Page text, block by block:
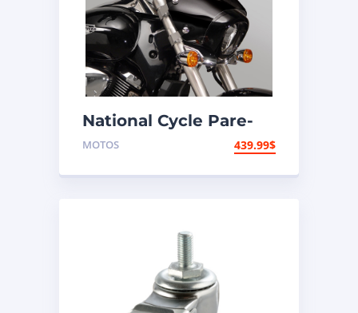
National Cycle Pare-
brise aéroacoustique
VStream Kawasaki,
Suzuki
MOTOS 439.99$